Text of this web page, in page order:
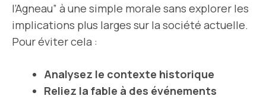
l’Agneau” à une simple morale sans explorer les
implications plus larges sur la société actuelle.
Pour éviter cela :
Analysez le contexte historique
Reliez la fable à des événements